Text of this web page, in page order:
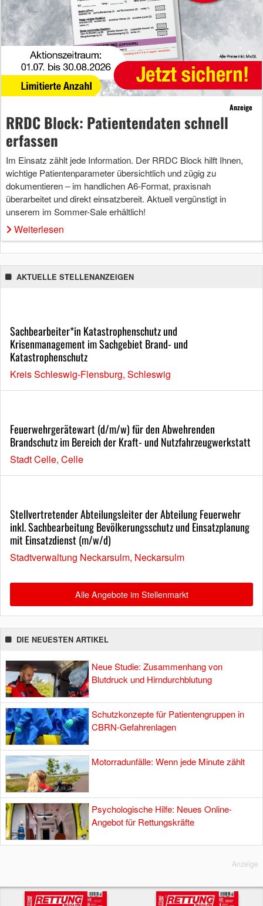
Anzeige
RRDC Block: Patientendaten schnell
erfassen
Im Einsatz zählt jede Information. Der RRDC Block hilft Ihnen,
wichtige Patientenparameter übersichtlich und zügig zu
dokumentieren – im handlichen A6-Format, praxisnah
überarbeitet und direkt einsatzbereit. Aktuell vergünstigt in
unserem im Sommer-Sale erhältlich!
Weiterlesen
AKTUELLE STELLENANZEIGEN
Sachbearbeiter*in Katastrophenschutz und
Krisenmanagement im Sachgebiet Brand- und
Katastrophenschutz
Kreis Schleswig-Flensburg, Schleswig
Feuerwehrgerätewart (d/m/w) für den Abwehrenden
Brandschutz im Bereich der Kraft- und Nutzfahrzeugwerkstatt
Stadt Celle, Celle
Stellvertretender Abteilungsleiter der Abteilung Feuerwehr
inkl. Sachbearbeitung Bevölkerungsschutz und Einsatzplanung
mit Einsatzdienst (m/w/d)
Stadtverwaltung Neckarsulm, Neckarsulm
Alle Angebote im Stellenmarkt
DIE NEUESTEN ARTIKEL
Neue Studie: Zusammenhang von
Blutdruck und Hirndurchblutung
Schutzkonzepte für Patientengruppen in
CBRN-Gefahrenlagen
Motorradunfälle: Wenn jede Minute zählt
Psychologische Hilfe: Neues Online-
Angebot für Rettungskräfte
Anzeige